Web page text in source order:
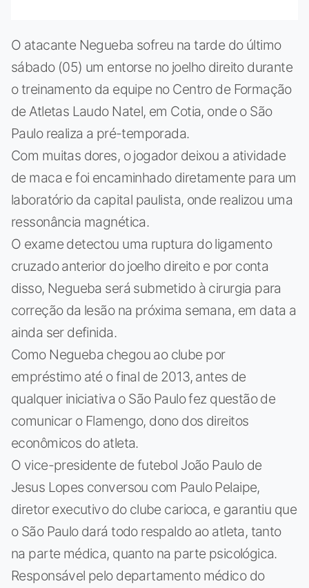
O atacante Negueba sofreu na tarde do último
sábado (05) um entorse no joelho direito durante
o treinamento da equipe no Centro de Formação
de Atletas Laudo Natel, em Cotia, onde o São
Paulo realiza a pré-temporada.
Com muitas dores, o jogador deixou a atividade
de maca e foi encaminhado diretamente para um
laboratório da capital paulista, onde realizou uma
ressonância magnética.
O exame detectou uma ruptura do ligamento
cruzado anterior do joelho direito e por conta
disso, Negueba será submetido à cirurgia para
correção da lesão na próxima semana, em data a
ainda ser definida.
Como Negueba chegou ao clube por
empréstimo até o final de 2013, antes de
qualquer iniciativa o São Paulo fez questão de
comunicar o Flamengo, dono dos direitos
econômicos do atleta.
O vice-presidente de futebol João Paulo de
Jesus Lopes conversou com Paulo Pelaipe,
diretor executivo do clube carioca, e garantiu que
o São Paulo dará todo respaldo ao atleta, tanto
na parte médica, quanto na parte psicológica.
Responsável pelo departamento médico do